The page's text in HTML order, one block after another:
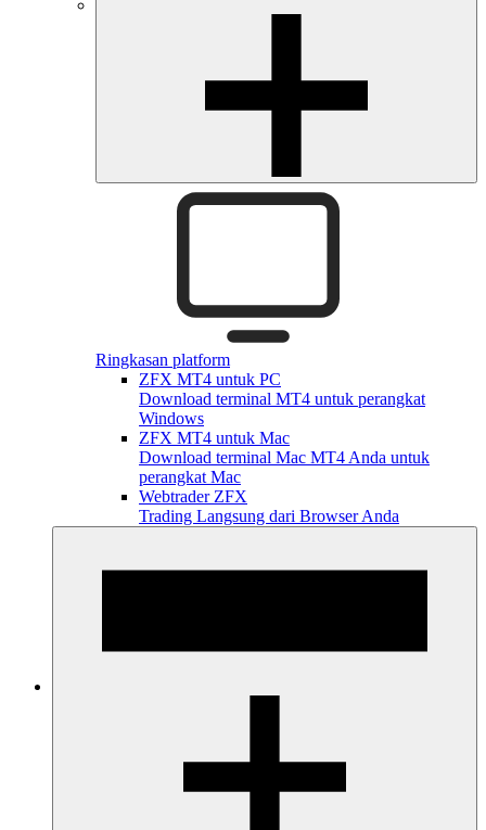
Ringkasan platform
ZFX MT4 untuk PC
Download terminal MT4 untuk perangkat
Windows
ZFX MT4 untuk Mac
Download terminal Mac MT4 Anda untuk
perangkat Mac
Webtrader ZFX
Trading Langsung dari Browser Anda